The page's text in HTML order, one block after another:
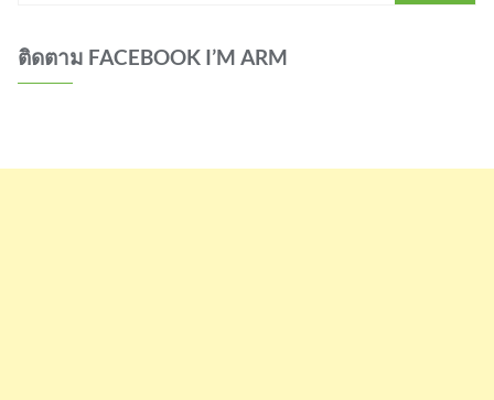
ติดตาม FACEBOOK I’M ARM